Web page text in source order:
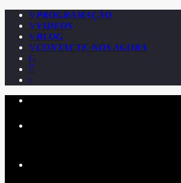
PROGRAMAÇÃO
VIDEOS
BLOG
CONTACTE-NOS AGORA